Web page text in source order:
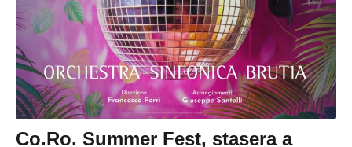
Co.Ro. Summer Fest, stasera a